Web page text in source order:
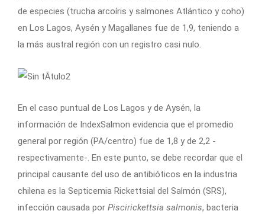
de especies (trucha arcoíris y salmones Atlántico y coho)
en Los Lagos, Aysén y Magallanes fue de 1,9, teniendo a
la más austral región con un registro casi nulo.
En el caso puntual de Los Lagos y de Aysén, la
información de IndexSalmon evidencia que el promedio
general por región (PA/centro) fue de 1,8 y de 2,2 -
respectivamente-. En este punto, se debe recordar que el
principal causante del uso de antibióticos en la industria
chilena es la Septicemia Rickettsial del Salmón (SRS),
infección causada por Piscirickettsia salmonis, bacteria